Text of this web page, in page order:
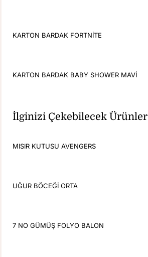
KARTON BARDAK FORTNİTE
KARTON BARDAK BABY SHOWER MAVİ
İlginizi Çekebilecek Ürünler
MISIR KUTUSU AVENGERS
UĞUR BÖCEĞİ ORTA
7 NO GÜMÜŞ FOLYO BALON